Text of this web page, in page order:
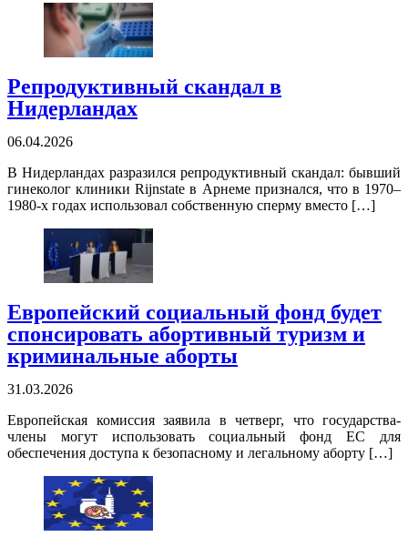
Репродуктивный скандал в
Нидерландах
06.04.2026
В Нидерландах разразился репродуктивный скандал: бывший
гинеколог клиники Rijnstate в Арнеме признался, что в 1970–
1980‑х годах использовал собственную сперму вместо […]
Европейский социальный фонд будет
спонсировать абортивный туризм и
криминальные аборты
31.03.2026
Европейская комиссия заявила в четверг, что государства-
члены могут использовать социальный фонд ЕС для
обеспечения доступа к безопасному и легальному аборту […]